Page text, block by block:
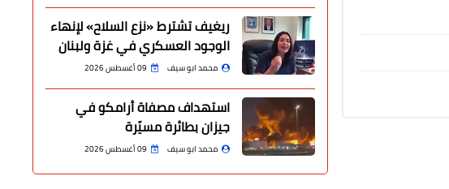
ريغيف تشترط «نزع السلاح» لإنهاء
الوجود العسكري في غزة ولبنان
محمد ابو سيف 09 أغسطس 2026
استهداف مصفاة أرامكو في
جيزان بطائرة مسيّرة
محمد ابو سيف 09 أغسطس 2026